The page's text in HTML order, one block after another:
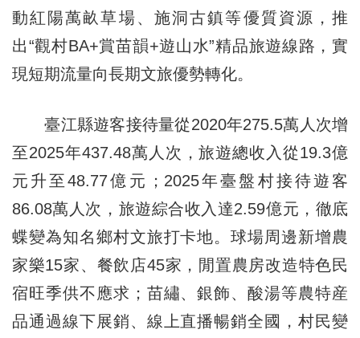
動紅陽萬畝草場、施洞古鎮等優質資源，推
出“觀村BA+賞苗韻+遊山水”精品旅遊線路，實
現短期流量向長期文旅優勢轉化。
臺江縣遊客接待量從2020年275.5萬人次增
至2025年437.48萬人次，旅遊總收入從19.3億
元升至48.77億元；2025年臺盤村接待遊客
86.08萬人次，旅遊綜合收入達2.59億元，徹底
蝶變為知名鄉村文旅打卡地。球場周邊新增農
家樂15家、餐飲店45家，閒置農房改造特色民
宿旺季供不應求；苗繡、銀飾、酸湯等農特産
品通過線下展銷、線上直播暢銷全國，村民變